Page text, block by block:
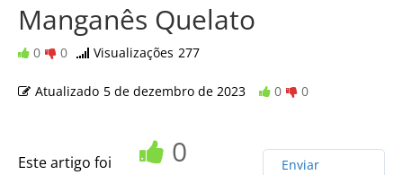
Manganês Quelato
0 0 Visualizações 277
Atualizado 5 de dezembro de 2023 0 0
Este artigo foi
0
Enviar